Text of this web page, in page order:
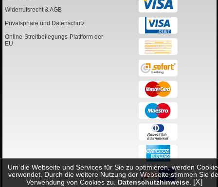
Widerrufsrecht & AGB
Privatsphäre und Datenschutz
Online-Streitbeilegungs-Plattform der
EU
Um die Webseite und Services für Sie zu optimieren, werden
verwendet. Durch die weitere Nutzung der Webseite stimmen Sie
Verwendung von Cookies zu. Datenschutzhinweise [X]